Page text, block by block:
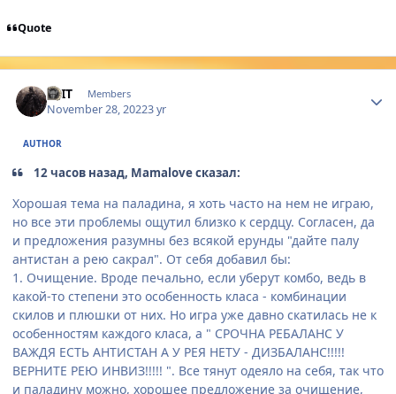
Quote
SEIT Members
November 28, 20223 yr
AUTHOR
12 часов назад, Mamalove сказал:
Хорошая тема на паладина, я хоть часто на нем не играю,
но все эти проблемы ощутил близко к сердцу. Согласен, да
и предложения разумны без всякой ерунды "дайте палу
антистан а рею сакрал". От себя добавил бы:
1. Очищение. Вроде печально, если уберут комбо, ведь в
какой-то степени это особенность класа - комбинации
скилов и плюшки от них. Но игра уже давно скатилась не к
особенностям каждого класа, а " СРОЧНА РЕБАЛАНС У
ВАЖДЯ ЕСТЬ АНТИСТАН А У РЕЯ НЕТУ - ДИЗБАЛАНС!!!!!
ВЕРНИТЕ РЕЮ ИНВИЗ!!!!! ". Все тянут одеяло на себя, так что
и паладину можно, хорошее предложение за очищение,